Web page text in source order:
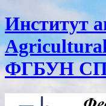
Институт
Agricultural
ФГБУН